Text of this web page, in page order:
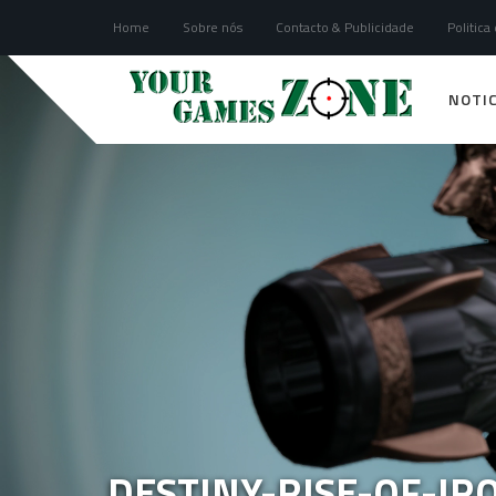
Home Sobre nós Contacto & Publicidade Politica